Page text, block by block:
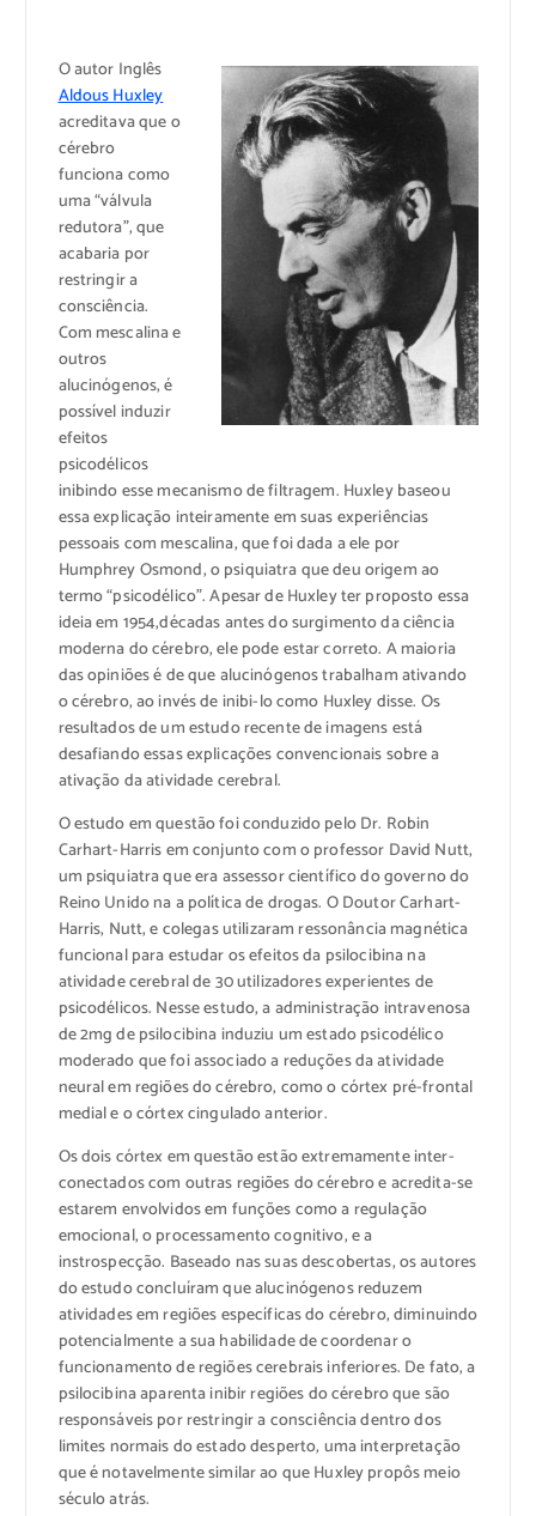
O autor Inglês
Aldous Huxley
acreditava que o
cérebro
funciona como
uma “válvula
redutora”, que
acabaria por
restringir a
consciência.
Com mescalina e
outros
alucinógenos, é
possível induzir
efeitos
psicodélicos
inibindo esse mecanismo de filtragem. Huxley baseou
essa explicação inteiramente em suas experiências
pessoais com mescalina, que foi dada a ele por
Humphrey Osmond, o psiquiatra que deu origem ao
termo “psicodélico”. Apesar de Huxley ter proposto essa
ideia em 1954,décadas antes do surgimento da ciência
moderna do cérebro, ele pode estar correto. A maioria
das opiniões é de que alucinógenos trabalham ativando
o cérebro, ao invés de inibi-lo como Huxley disse. Os
resultados de um estudo recente de imagens está
desafiando essas explicações convencionais sobre a
ativação da atividade cerebral.
O estudo em questão foi conduzido pelo Dr. Robin
Carhart-Harris em conjunto com o professor David Nutt,
um psiquiatra que era assessor científico do governo do
Reino Unido na a política de drogas. O Doutor Carhart-
Harris, Nutt, e colegas utilizaram ressonância magnética
funcional para estudar os efeitos da psilocibina na
atividade cerebral de 30 utilizadores experientes de
psicodélicos. Nesse estudo, a administração intravenosa
de 2mg de psilocibina induziu um estado psicodélico
moderado que foi associado a reduções da atividade
neural em regiões do cérebro, como o córtex pré-frontal
medial e o córtex cingulado anterior.
Os dois córtex em questão estão extremamente inter-
conectados com outras regiões do cérebro e acredita-se
estarem envolvidos em funções como a regulação
emocional, o processamento cognitivo, e a
instrospecção. Baseado nas suas descobertas, os autores
do estudo concluíram que alucinógenos reduzem
atividades em regiões específicas do cérebro, diminuindo
potencialmente a sua habilidade de coordenar o
funcionamento de regiões cerebrais inferiores. De fato, a
psilocibina aparenta inibir regiões do cérebro que são
responsáveis por restringir a consciência dentro dos
limites normais do estado desperto, uma interpretação
que é notavelmente similar ao que Huxley propôs meio
século atrás.